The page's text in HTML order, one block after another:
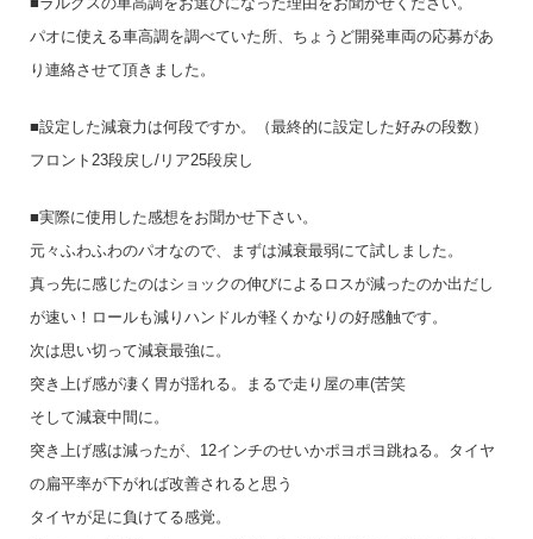
パオに使える車高調を調べていた所、ちょうど開発車両の応募があ
り連絡させて頂きました。
■設定した減衰力は何段ですか。（最終的に設定した好みの段数）
フロント23段戻し/リア25段戻し
■実際に使用した感想をお聞かせ下さい。
元々ふわふわのパオなので、まずは減衰最弱にて試しました。
真っ先に感じたのはショックの伸びによるロスが減ったのか出だし
が速い！ロールも減りハンドルが軽くかなりの好感触です。
次は思い切って減衰最強に。
突き上げ感が凄く胃が揺れる。まるで走り屋の車(苦笑
そして減衰中間に。
突き上げ感は減ったが、12インチのせいかポヨポヨ跳ねる。タイヤ
の扁平率が下がれば改善されると思う
タイヤが足に負けてる感覚。